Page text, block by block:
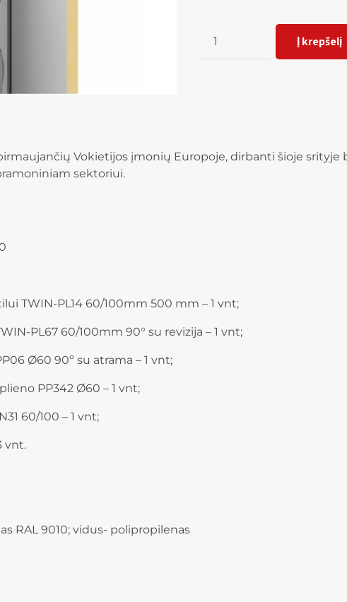
Į krepšelį
Vokietijos įmonių Europoje, dirbanti šioje
sektoriui.
TWIN-PL14 60/100mm 500 mm – 1 vnt;
PL67 60/100mm 90° su revizija – 1 vnt;
Ø60 90º su atrama – 1 vnt;
PP342 Ø60 – 1 vnt;
60/100 – 1 vnt;
vnt.
RAL 9010; vidus- polipropilenas